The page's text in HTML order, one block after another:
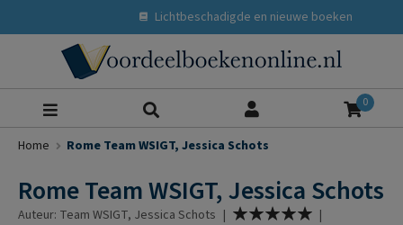
Lichtbeschadigde en nieuwe boeken
0
Home Rome Team WSIGT, Jessica Schots
Rome Team WSIGT, Jessica Schots
Auteur: Team WSIGT, Jessica Schots | Waardering:
|